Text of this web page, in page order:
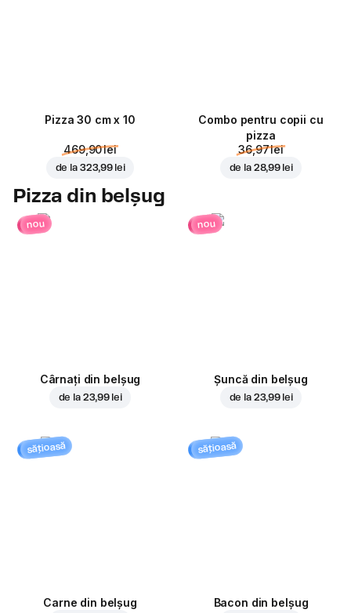
Pizza 30 cm x 10
469,90 lei
de la 323,99 lei
Combo pentru copii cu
pizza
36,97 lei
de la 28,99 lei
Pizza din belșug
nou
Cârnați din belșug
de la 23,99 lei
nou
Șuncă din belșug
de la 23,99 lei
sățioasă
Carne din belșug
sățioasă
Bacon din belșug